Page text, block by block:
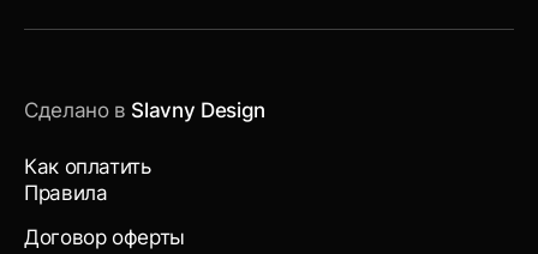
Сделано в Slavny Design
Как оплатить
Правила
Договор оферты